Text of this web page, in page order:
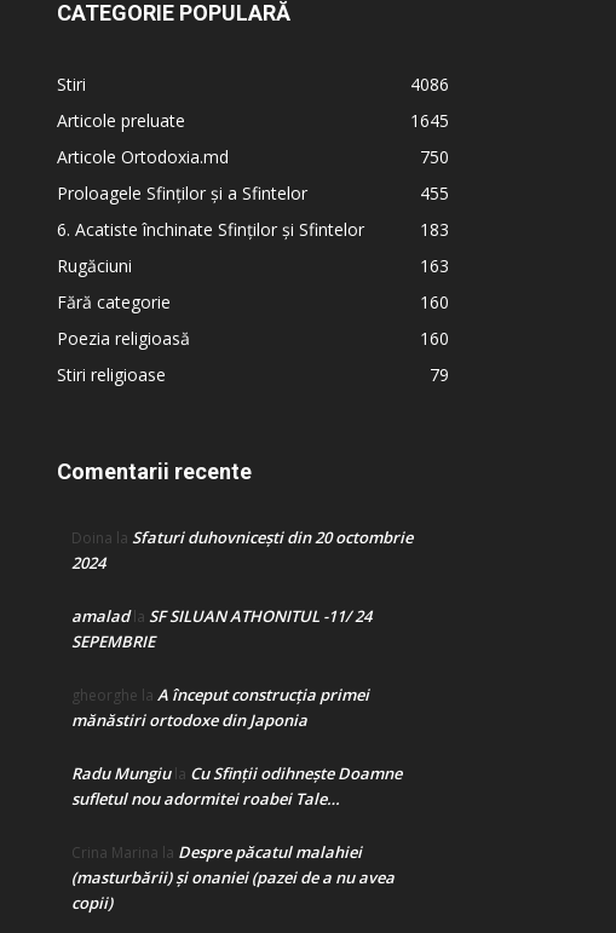
CATEGORIE POPULARĂ
Stiri
4086
Articole preluate
1645
Articole Ortodoxia.md
750
Proloagele Sfinților și a Sfintelor
455
6. Acatiste închinate Sfinților și Sfintelor
183
Rugăciuni
163
Fără categorie
160
Poezia religioasă
160
Stiri religioase
79
Comentarii recente
Doina la Sfaturi duhovnicești din 20 octombrie
2024
amaladla SF SILUAN ATHONITUL -11/ 24
SEPEMBRIE
gheorghe la A început construcţia primei
mănăstiri ortodoxe din Japonia
Radu Mungiula Cu Sfinții odihnește Doamne
sufletul nou adormitei roabei Tale…
Crina Marina la Despre păcatul malahiei
(masturbării) şi onaniei (pazei de a nu avea
copii)